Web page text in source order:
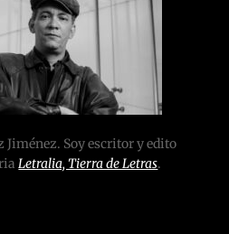
Jiménez. Soy escritor y edito
Letralia, Tierra de Letras.